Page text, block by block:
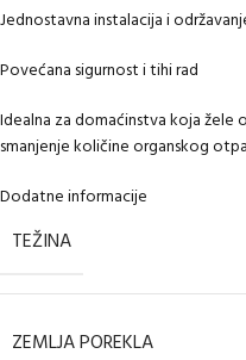
Jednostavna instalacija i
Povećana sigurnost i tihi rad
Idealna za domaćinstva koja žele
smanjenje količine organskog
Dodatne informacije
TEŽINA
ZEMLJA POREKLA